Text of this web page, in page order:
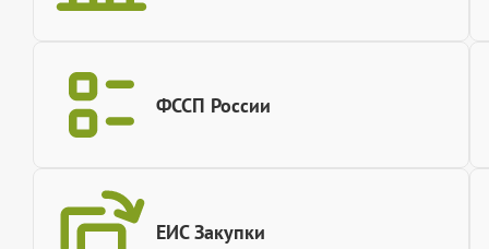
ФССП России
ЕИС Закупки